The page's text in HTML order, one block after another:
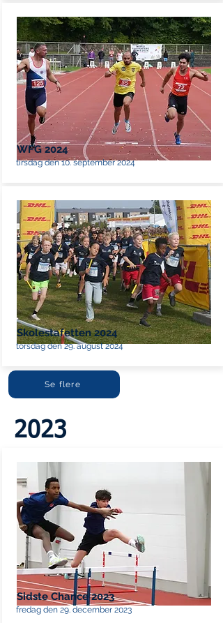
WFG 2024
tirsdag den 10. september 2024
Skolestafetten 2024
torsdag den 29. august 2024
Se flere
2023
Sidste Chance 2023
fredag den 29. december 2023